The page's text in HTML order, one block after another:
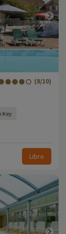
(8/10)
Key
Libro